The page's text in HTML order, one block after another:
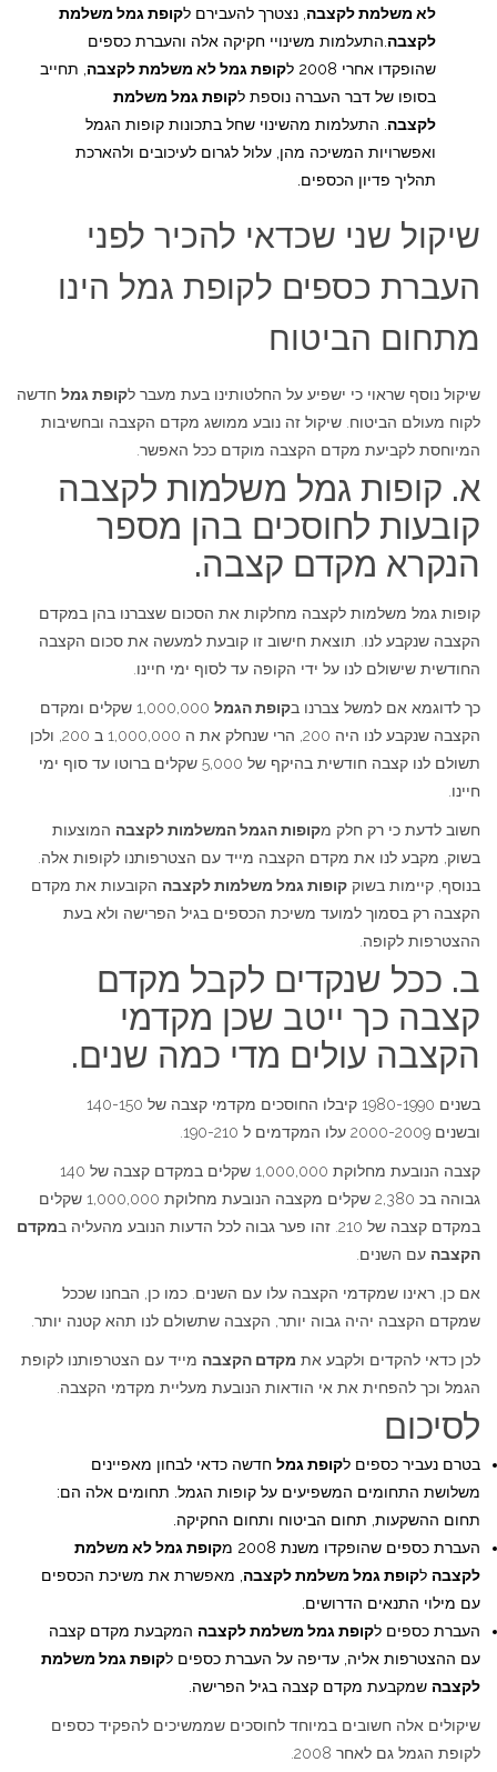
לא משלמת לקצבה , נצטרך להעבירם לקופת גמל משלמת
לקצבה .התעלמות משינויי חקיקה אלה והעברת כספים
שהופקדו אחרי 2008 ל
קופת גמל לא משלמת לקצבה , תחייב
בסופו של דבר העברה נוספת לקופת גמל משלמת
לקצבה . התעלמות מהשינוי שחל בתכונות קופות הגמל
ואפשרויות המשיכה מהן, עלול לגרום לעיכובים ולהארכת
תהליך פדיון הכספים.
שיקול שני שכדאי להכיר לפני
העברת כספים לקופת גמל הינו
מתחום הביטוח
שיקול נוסף שראוי כי ישפיע על החלטותינו בעת מעבר לקופת גמל חדשה
לקוח מעולם הביטוח. שיקול זה נובע ממושג מקדם הקצבה ובחשיבות
המיוחסת לקביעת מקדם הקצבה מוקדם ככל האפשר.
א. קופות גמל משלמות לקצבה
קובעות לחוסכים בהן מספר
הנקרא מקדם קצבה.
קופות גמל משלמות לקצבה מחלקות את הסכום שצברנו בהן במקדם
הקצבה שנקבע לנו. תוצאת חישוב זו קובעת למעשה את סכום הקצבה
החודשית שישולם לנו על ידי הקופה עד לסוף ימי חיינו.
כך לדוגמא אם למשל צברנו בקופת הגמל
1,000,000 שקלים ומקדם
הקצבה שנקבע לנו היה 200, הרי שנחלק את ה 1,000,000 ב 200, ולכן
תשולם לנו קצבה חודשית בהיקף של 5,000 שקלים ברוטו עד סוף ימי
חיינו.
חשוב לדעת כי רק חלק מקופות הגמל המשלמות לקצבה המוצעות
בשוק, מקבע לנו את מקדם הקצבה מייד עם הצטרפותנו לקופות אלה.
בנוסף, קיימות בשוק קופות גמל משלמות לקצבה הקובעות את מקדם
הקצבה רק בסמוך למועד משיכת הכספים בגיל הפרישה ולא בעת
ההצטרפות לקופה.
ב. ככל שנקדים לקבל מקדם
קצבה כך ייטב שכן מקדמי
הקצבה עולים מדי כמה שנים.
בשנים 1980-1990 קיבלו החוסכים מקדמי קצבה של 140-150
ובשנים 2000-2009 עלו המקדמים ל 190-210.
קצבה הנובעת מחלוקת 1,000,000 שקלים במקדם קצבה של 140
גבוהה בכ 2,380 שקלים מקצבה הנובעת מחלוקת 1,000,000 שקלים
במקדם קצבה של 210. זהו פער גבוה לכל הדעות הנובע מהעליה ב
מקדם
הקצבה עם השנים.
אם כן, ראינו שמקדמי הקצבה עלו עם השנים. כמו כן, הבחנו שככל
שמקדם הקצבה יהיה גבוה יותר, הקצבה שתשולם לנו תהא קטנה יותר.
לכן כדאי להקדים ולקבע את מקדם הקצבה מייד עם הצטרפותנו לקופת
הגמל וכך להפחית את אי הודאות הנובעת מעליית מקדמי הקצבה.
לסיכום
בטרם נעביר כספים לקופת גמל חדשה כדאי לבחון מאפיינים
משלושת התחומים המשפיעים על קופות הגמל. תחומים אלה הם:
תחום ההשקעות, תחום הביטוח ותחום החקיקה.
העברת כספים שהופקדו משנת 2008 מ
קופת גמל לא משלמת
לקצבה לקופת גמל משלמת לקצבה , מאפשרת את משיכת הכספים
עם מילוי התנאים הדרושים.
העברת כספים לקופת גמל משלמת לקצבה המקבעת מקדם קצבה
עם ההצטרפות אליה, עדיפה על העברת כספים לקופת גמל משלמת
לקצבה שמקבעת מקדם קצבה בגיל הפרישה.
שיקולים אלה חשובים במיוחד לחוסכים שממשיכים להפקיד כספים
לקופת הגמל גם לאחר 2008.